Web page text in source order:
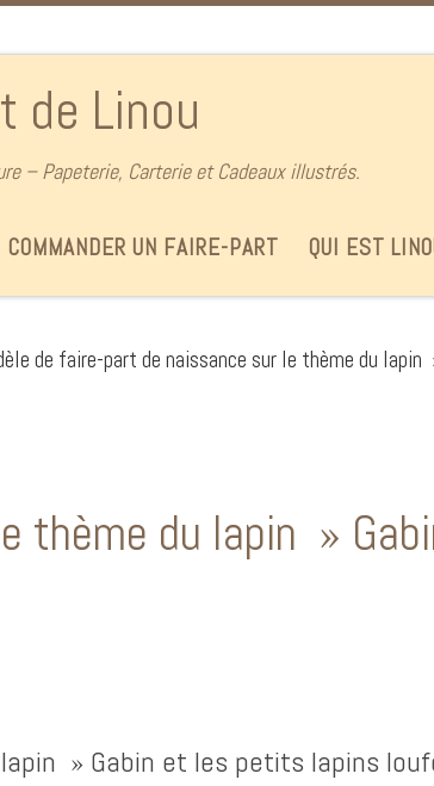
de Linou
– Papeterie, Carterie et Cadeaux illustrés.
COMMANDER UN FAIRE-PART QUI EST
de faire-part de naissance sur le thème du
thème du lapin »
» Gabin et les petits lapins